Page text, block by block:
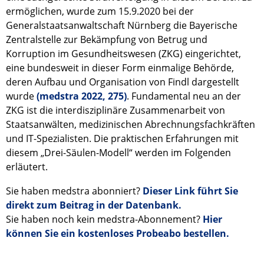
ermöglichen, wurde zum 15.9.2020 bei der
Generalstaatsanwaltschaft Nürnberg die Bayerische
Zentralstelle zur Bekämpfung von Betrug und
Korruption im Gesundheitswesen (ZKG) eingerichtet,
eine bundesweit in dieser Form einmalige Behörde,
deren Aufbau und Organisation von Findl dargestellt
wurde(medstra 2022, 275). Fundamental neu an der
ZKG ist die interdisziplinäre Zusammenarbeit von
Staatsanwälten, medizinischen Abrechnungsfachkräften
und IT-Spezialisten. Die praktischen Erfahrungen mit
diesem „Drei-Säulen-Modell“ werden im Folgenden
erläutert.
Sie haben medstra abonniert? Dieser Link führt Sie
direkt zum Beitrag in der Datenbank.
Sie haben noch kein medstra-Abonnement? Hier
können Sie ein kostenloses Probeabo bestellen.